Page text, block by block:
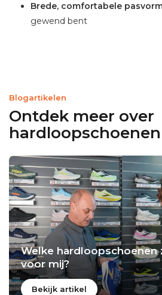
Brede, comfortabele
gewend bent
Blogartikelen
Ontdek meer over
hardloopschoenen
Welke hardloopschoenen
voor mij?
Bekijk artikel